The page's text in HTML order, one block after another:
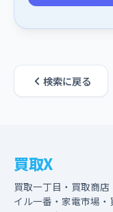
検索に戻る
買取X
買取一丁目・買取商
イル一番・家電市場